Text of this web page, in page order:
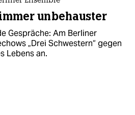
unbehauster
Gespräche: Am Berliner
„Drei Schwestern“ gegen
Lebens an.